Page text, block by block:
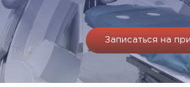
Записаться на